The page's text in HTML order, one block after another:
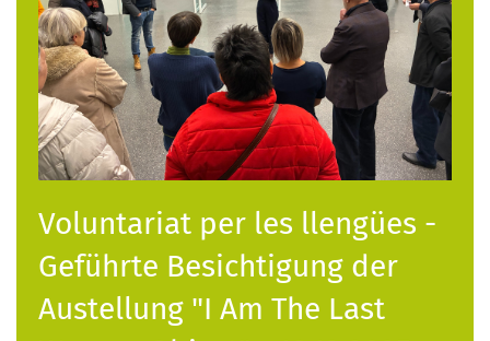
Voluntariat per les llengües -
Geführte Besichtigung der
Austellung "I Am The Last